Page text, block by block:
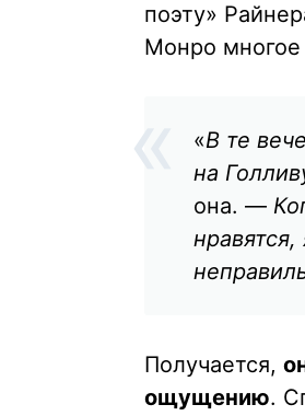
поэту»
Монро многое
«В те
на
она. —
Получается,
ощущению.